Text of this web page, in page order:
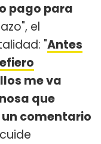
pago para
el
"Antes
me va
que
comentario